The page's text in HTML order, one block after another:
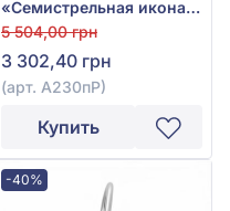
«Семистрельная икона
Божией Матери» из
серебра 925° с
фианитом, арт. А230пР
5 504,00 грн
3 302,40 грн
(арт. А230пР)
Купить
-40%